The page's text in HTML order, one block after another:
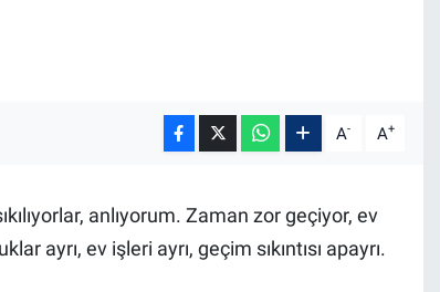
A- A+
anlıyorum. Zaman zor geçiyor, ev
ayrı, ev işleri ayrı, geçim sıkıntısı apayrı.